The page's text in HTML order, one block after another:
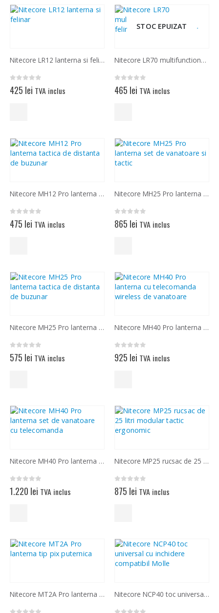
Nitecore LR12 lanterna si felinar, acumulator inclus
0 out of 5
425 lei TVA inclus
STOC EPUIZAT
Nitecore LR70 multifunctional lanterna felinar baterie externa far
0 out of 5
465 lei TVA inclus
Nitecore MH12 Pro lanterna tactica de distanta de buzunar
0 out of 5
475 lei TVA inclus
Nitecore MH25 Pro lanterna set de vanatoare si tactic
0 out of 5
865 lei TVA inclus
Nitecore MH25 Pro lanterna tactica de distanta de buzunar
0out of 5
575 lei TVA inclus
Nitecore MH40 Pro lanterna cu telecomanda wireless de vanatoare
0 out of 5
925 lei TVA inclus
Nitecore MH40 Pro lanterna set de vanatoare cu telecomanda
1.220 lei TVA inclus
Nitecore MP25 rucsac de 25 litri modular tactic ergonomic
875 lei TVA inclus
Nitecore MT2A Pro lanterna tip pix puternica Nitecore NCP40 toc universal cu inchidere compatibil Molle